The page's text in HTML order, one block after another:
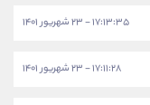
۱۷:۱۳:۳۵ - ۲۳ شهریور ۱۴۰۱
۱۷:۱۱:۲۸ - ۲۳ شهریور ۱۴۰۱